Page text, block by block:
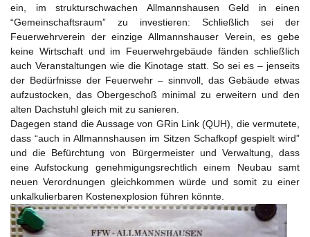
ein, im strukturschwachen Allmannshausen Geld in einen
“Gemeinschaftsraum” zu investieren: Schließlich sei der
Feuerwehrverein der einzige Allmannshauser Verein, es gebe
keine Wirtschaft und im Feuerwehrgebäude fänden schließlich
auch Veranstaltungen wie die Kinotage statt. So sei es – jenseits
der Bedürfnisse der Feuerwehr – sinnvoll, das Gebäude etwas
aufzustocken, das Obergeschoß minimal zu erweitern und den
alten Dachstuhl gleich mit zu sanieren.
Dagegen stand die Aussage von GRin Link (QUH), die vermutete,
dass “auch in Allmannshausen im Sitzen Schafkopf gespielt wird”
und die Befürchtung von Bürgermeister und Verwaltung, dass
eine Aufstockung genehmigungsrechtlich einem Neubau samt
neuen Verordnungen gleichkommen würde und somit zu einer
unkalkulierbaren Kostenexplosion führen könnte.